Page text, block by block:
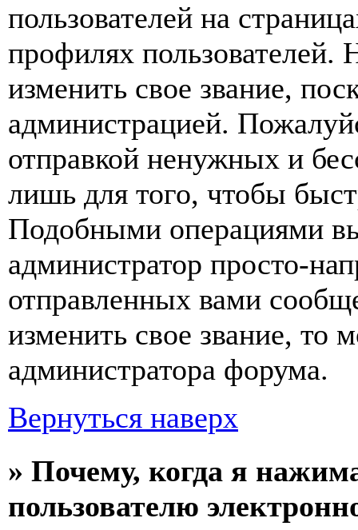
пользователей на
профилях
изменить свое звание,
администрацией.
отправкой ненужных и
лишь для того, чтобы
Подобными операциями
администратор просто-
отправленных вами
изменить свое звание, то
администратора форума.
Вернуться наверх
» Почему, когда я
пользователю